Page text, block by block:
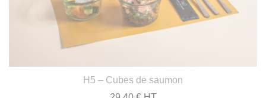
H5 – Cubes de saumon